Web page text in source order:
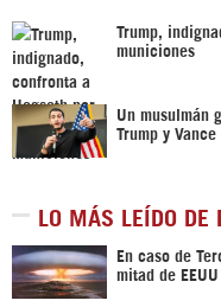
Trump,
municiones
Un musulmán
Trump y
LO MÁS LEÍDO DE
En caso de
mitad de EEUU